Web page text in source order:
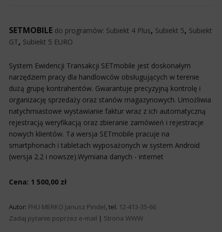
SETMOBILE do programów: Subiekt 4 Plus, Subiekt 5, Subiekt
GT, Subiekt 5 EURO
System Ewidencji Transakcji SETmobile jest doskonałym
narzędziem pracy dla handlowców obsługujących w terenie
dużą grupę kontrahentów. Gwarantuje precyzyjną kontrolę i
organizację sprzedaży oraz stanów magazynowych. Umożliwia
natychmiastowe wystawianie faktur wraz z ich automatyczną
rejestracją weryfikacją oraz zbieranie zamówień i rejestracje
nowych klientów. Ta wersja SETmobile pracuje na
smartphonach i tabletach wyposażonych w system Android
(wersja 2.2 i nowsze).Wymiana danych - internet
Cena: 1 500,00 zł
Autor: FHU MERKO Janusz Pindel, tel. 12-413-35-66
Zadaj pytanie poprzez e-mail | Strona WWW